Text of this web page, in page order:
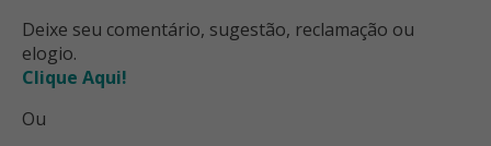
Deixe seu comentário, sugestão, reclamação ou
elogio.
Clique Aqui!
Ou